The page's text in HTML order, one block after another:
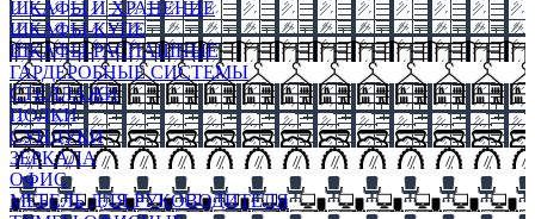
ШКАФЫ И ХРАНЕНИЕ
ШКАФЫ-КУПЕ
ШКАФЫ-РАСПАШНЫЕ
ГАРДЕРОБНЫЕ СИСТЕМЫ
СТЕЛЛАЖИ
ПОЛКИ
СУНДУКИ
ЗЕРКАЛА
ОФИС
МЕБЕЛЬ ДЛЯ РУКОВОДИТЕЛЯ